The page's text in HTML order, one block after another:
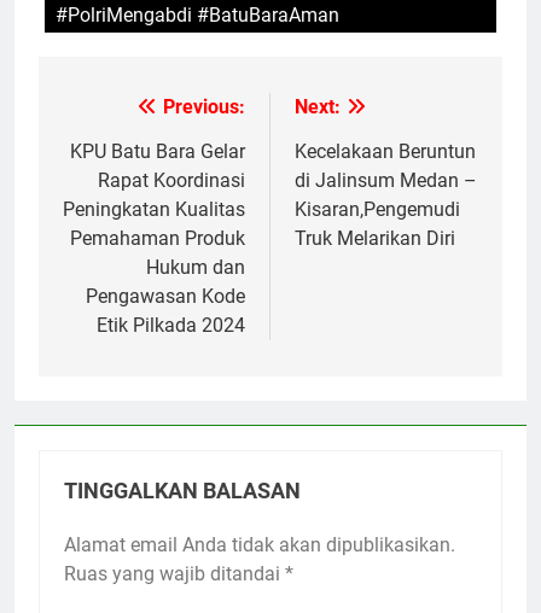
#PolriMengabdi #BatuBaraAman
Navigasi
pos
Previous:
KPU Batu Bara Gelar
Rapat Koordinasi
Peningkatan Kualitas
Pemahaman Produk
Hukum dan
Pengawasan Kode
Etik Pilkada 2024
Next:
Kecelakaan Beruntun
di Jalinsum Medan –
Kisaran,Pengemudi
Truk Melarikan Diri
TINGGALKAN BALASAN
Alamat email Anda tidak akan dipublikasikan.
Ruas yang wajib ditandai *